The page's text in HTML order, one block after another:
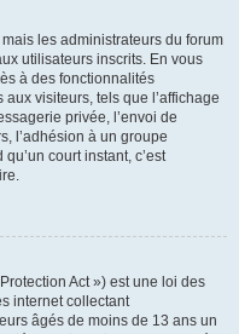
les administrateurs du forum
utilisateurs inscrits. En vous
à des fonctionnalités
visiteurs, tels que l’affichage
privée, l’envoi de
l’adhésion à un groupe
court instant, c’est
Act ») est une loi des
internet collectant
âgés de moins de 13 ans un